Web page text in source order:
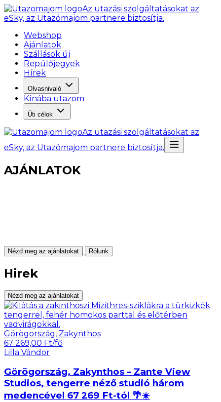
Az utazási szolgáltatásokat az
eSky, az Utazómajom partnere biztosítja.
Webshop
Ajánlatok
Szállások új
Repülőjegyek
Hírek
Olvasnivaló
Kínába utazom
Úti célok
Az utazási szolgáltatásokat az
eSky, az Utazómajom partnere biztosítja.
AJÁNLATOK
Nézd meg az ajánlatokat Rólunk
Hirek
Nézd meg az ajánlatokat
Görögország, Zakynthos
67 269,00 Ft/fő
Lilla Vándor
Görögország, Zakynthos – Zante View
Studios, tengerre néző studió három
medencével 67 269 Ft-tól 🌴☀️